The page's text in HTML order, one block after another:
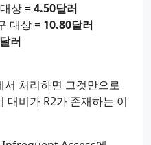
상 =4.50달러
대상 = 10.80달러
러
서 처리하면 그것만으로
대비가 R2가 존재하는 이